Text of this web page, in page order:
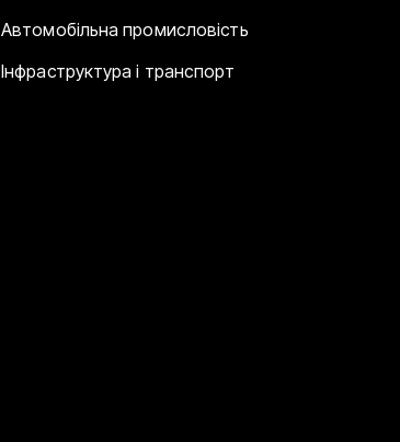
Автомобільна промисловість
Інфраструктура і транспорт